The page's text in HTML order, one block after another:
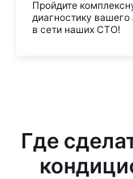
Пройдите
диагностику
в сети наших СТО!
Где